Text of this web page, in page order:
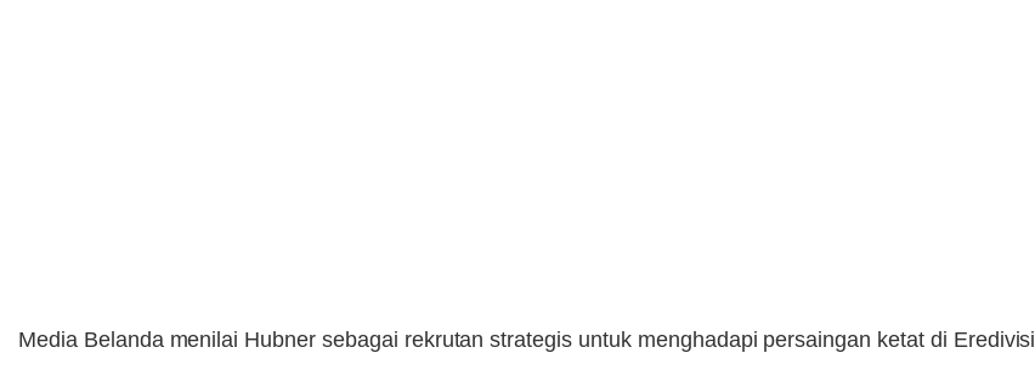
Media Belanda menilai Hubner sebagai rekrutan strategis untuk menghadapi persaingan ketat di